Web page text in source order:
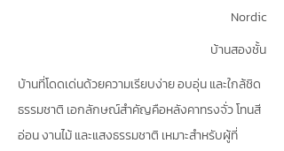
Nordic
บ้านสองชั้น
บ้านที่โดดเด่นด้วยความเรียบง่าย อบอุ่น และใกล้ชิด
ธรรมชาติ เอกลักษณ์สำคัญคือหลังคาทรงจั่ว โทนสี
อ่อน งานไม้ และแสงธรรมชาติ เหมาะสำหรับผู้ที่